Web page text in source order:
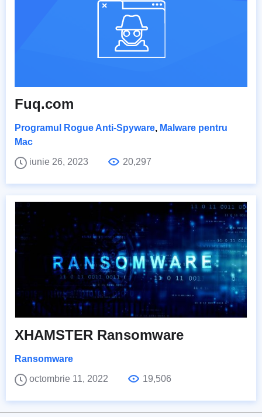
Fuq.com
Programul Rogue Anti-Spyware, Malware pentru
Mac
iunie 26, 2023
20,297
XHAMSTER Ransomware
Ransomware
octombrie 11, 2022
19,506